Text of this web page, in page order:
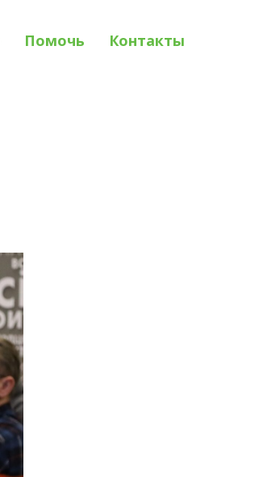
Помочь Контакты